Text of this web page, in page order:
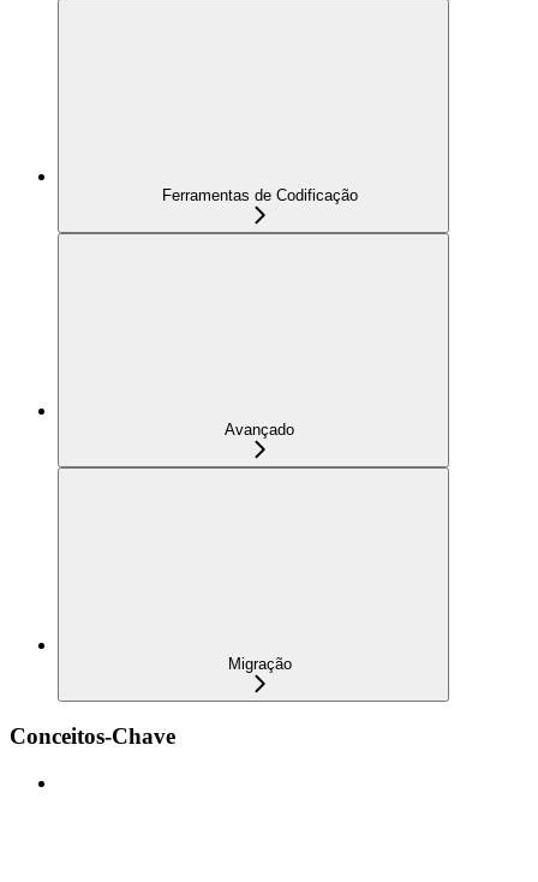
Ferramentas de Codificação
Avançado
Migração
Conceitos-Chave